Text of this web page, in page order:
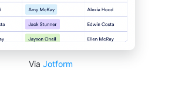
Via Jotform